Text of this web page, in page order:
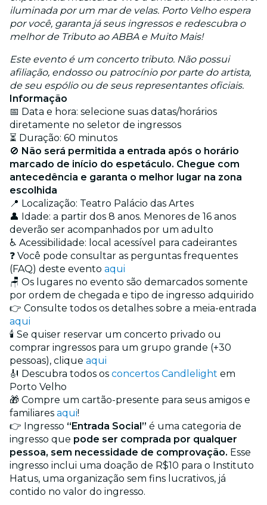
iluminada por um mar de velas. Porto Velho espera
por você, garanta já seus ingressos e redescubra o
melhor de Tributo ao ABBA e Muito Mais!
Este evento é um concerto tributo. Não possui
afiliação, endosso ou patrocínio por parte do artista,
de seu espólio ou de seus representantes oficiais.
Informação
📅 Data e hora: selecione suas datas/horários
diretamente no seletor de ingressos
⏳ Duração: 60 minutos
🚫 Não será permitida a entrada após o horário
marcado de início do espetáculo. Chegue com
antecedência e garanta o melhor lugar na zona
escolhida
📍 Localização: Teatro Palácio das Artes
👤 Idade: a partir dos 8 anos. Menores de 16 anos
deverão ser acompanhados por um adulto
♿ Acessibilidade: local acessível para cadeirantes
❓ Você pode consultar as perguntas frequentes
(FAQ) deste evento aqui
🪑 Os lugares no evento são demarcados somente
por ordem de chegada e tipo de ingresso adquirido
👉 Consulte todos os detalhes sobre a meia-entrada
aqui
🕯️ Se quiser reservar um concerto privado ou
comprar ingressos para um grupo grande (+30
pessoas), clique aqui
🎻 Descubra todos os concertos Candlelight em
Porto Velho
🎁 Compre um cartão-presente para seus amigos e
familiares aqui!
👉 Ingresso “Entrada Social” é uma categoria de
ingresso que pode ser comprada por qualquer
pessoa, sem necessidade de comprovação. Esse
ingresso inclui uma doação de R$10 para o Instituto
Hatus, uma organização sem fins lucrativos, já
contido no valor do ingresso.